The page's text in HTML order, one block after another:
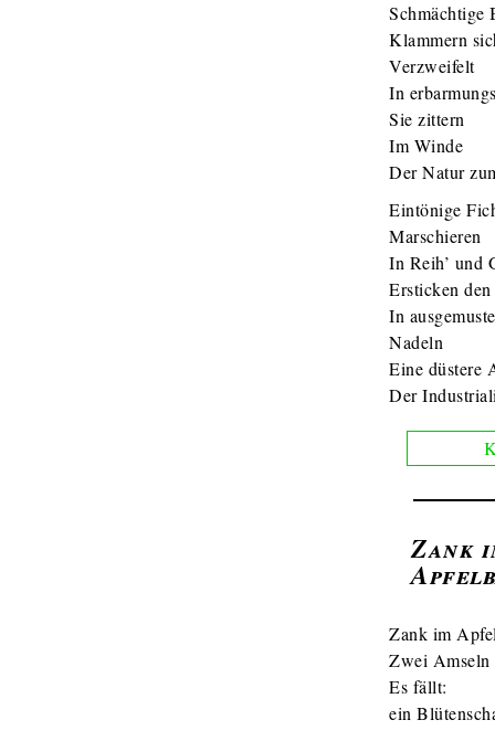
Schmächtige
Klammern
Verzweifelt
In
Sie zittern
Im Winde
Der Natur
Eintönige
Marschieren
In Reih’ und
Ersticken
In
Nadeln
Eine düstere
Der
Zank
Zank im
Zwei Amseln
Es fällt:
ein